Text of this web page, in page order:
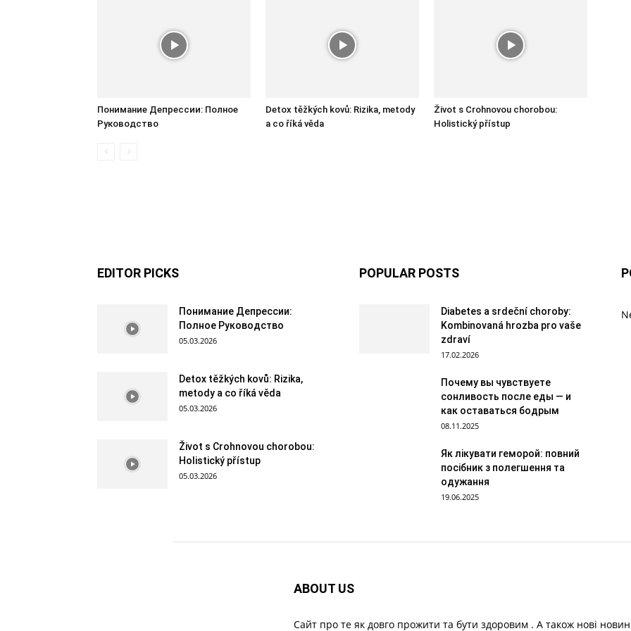
Понимание Депрессии: Полное
Руководство
Detox těžkých kovů: Rizika, metody
a co říká věda
Život s Crohnovou chorobou:
Holistický přístup
EDITOR PICKS
Понимание Депрессии:
Полное Руководство
05.03.2026
Detox těžkých kovů: Rizika,
metody a co říká věda
05.03.2026
Život s Crohnovou chorobou:
Holistický přístup
05.03.2026
POPULAR POSTS
Diabetes a srdeční choroby:
Kombinovaná hrozba pro vaše
zdraví
17.02.2026
Почему вы чувствуете
сонливость после еды — и
как оставаться бодрым
08.11.2025
Як лікувати геморой: повний
посібник з полегшення та
одужання
19.06.2025
ABOUT US
Cайт про те як довго прожити та бути здоровим . А також нові